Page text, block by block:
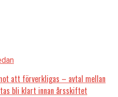
att förverkligas – avtal mellan
bli klart innan årsskiftet